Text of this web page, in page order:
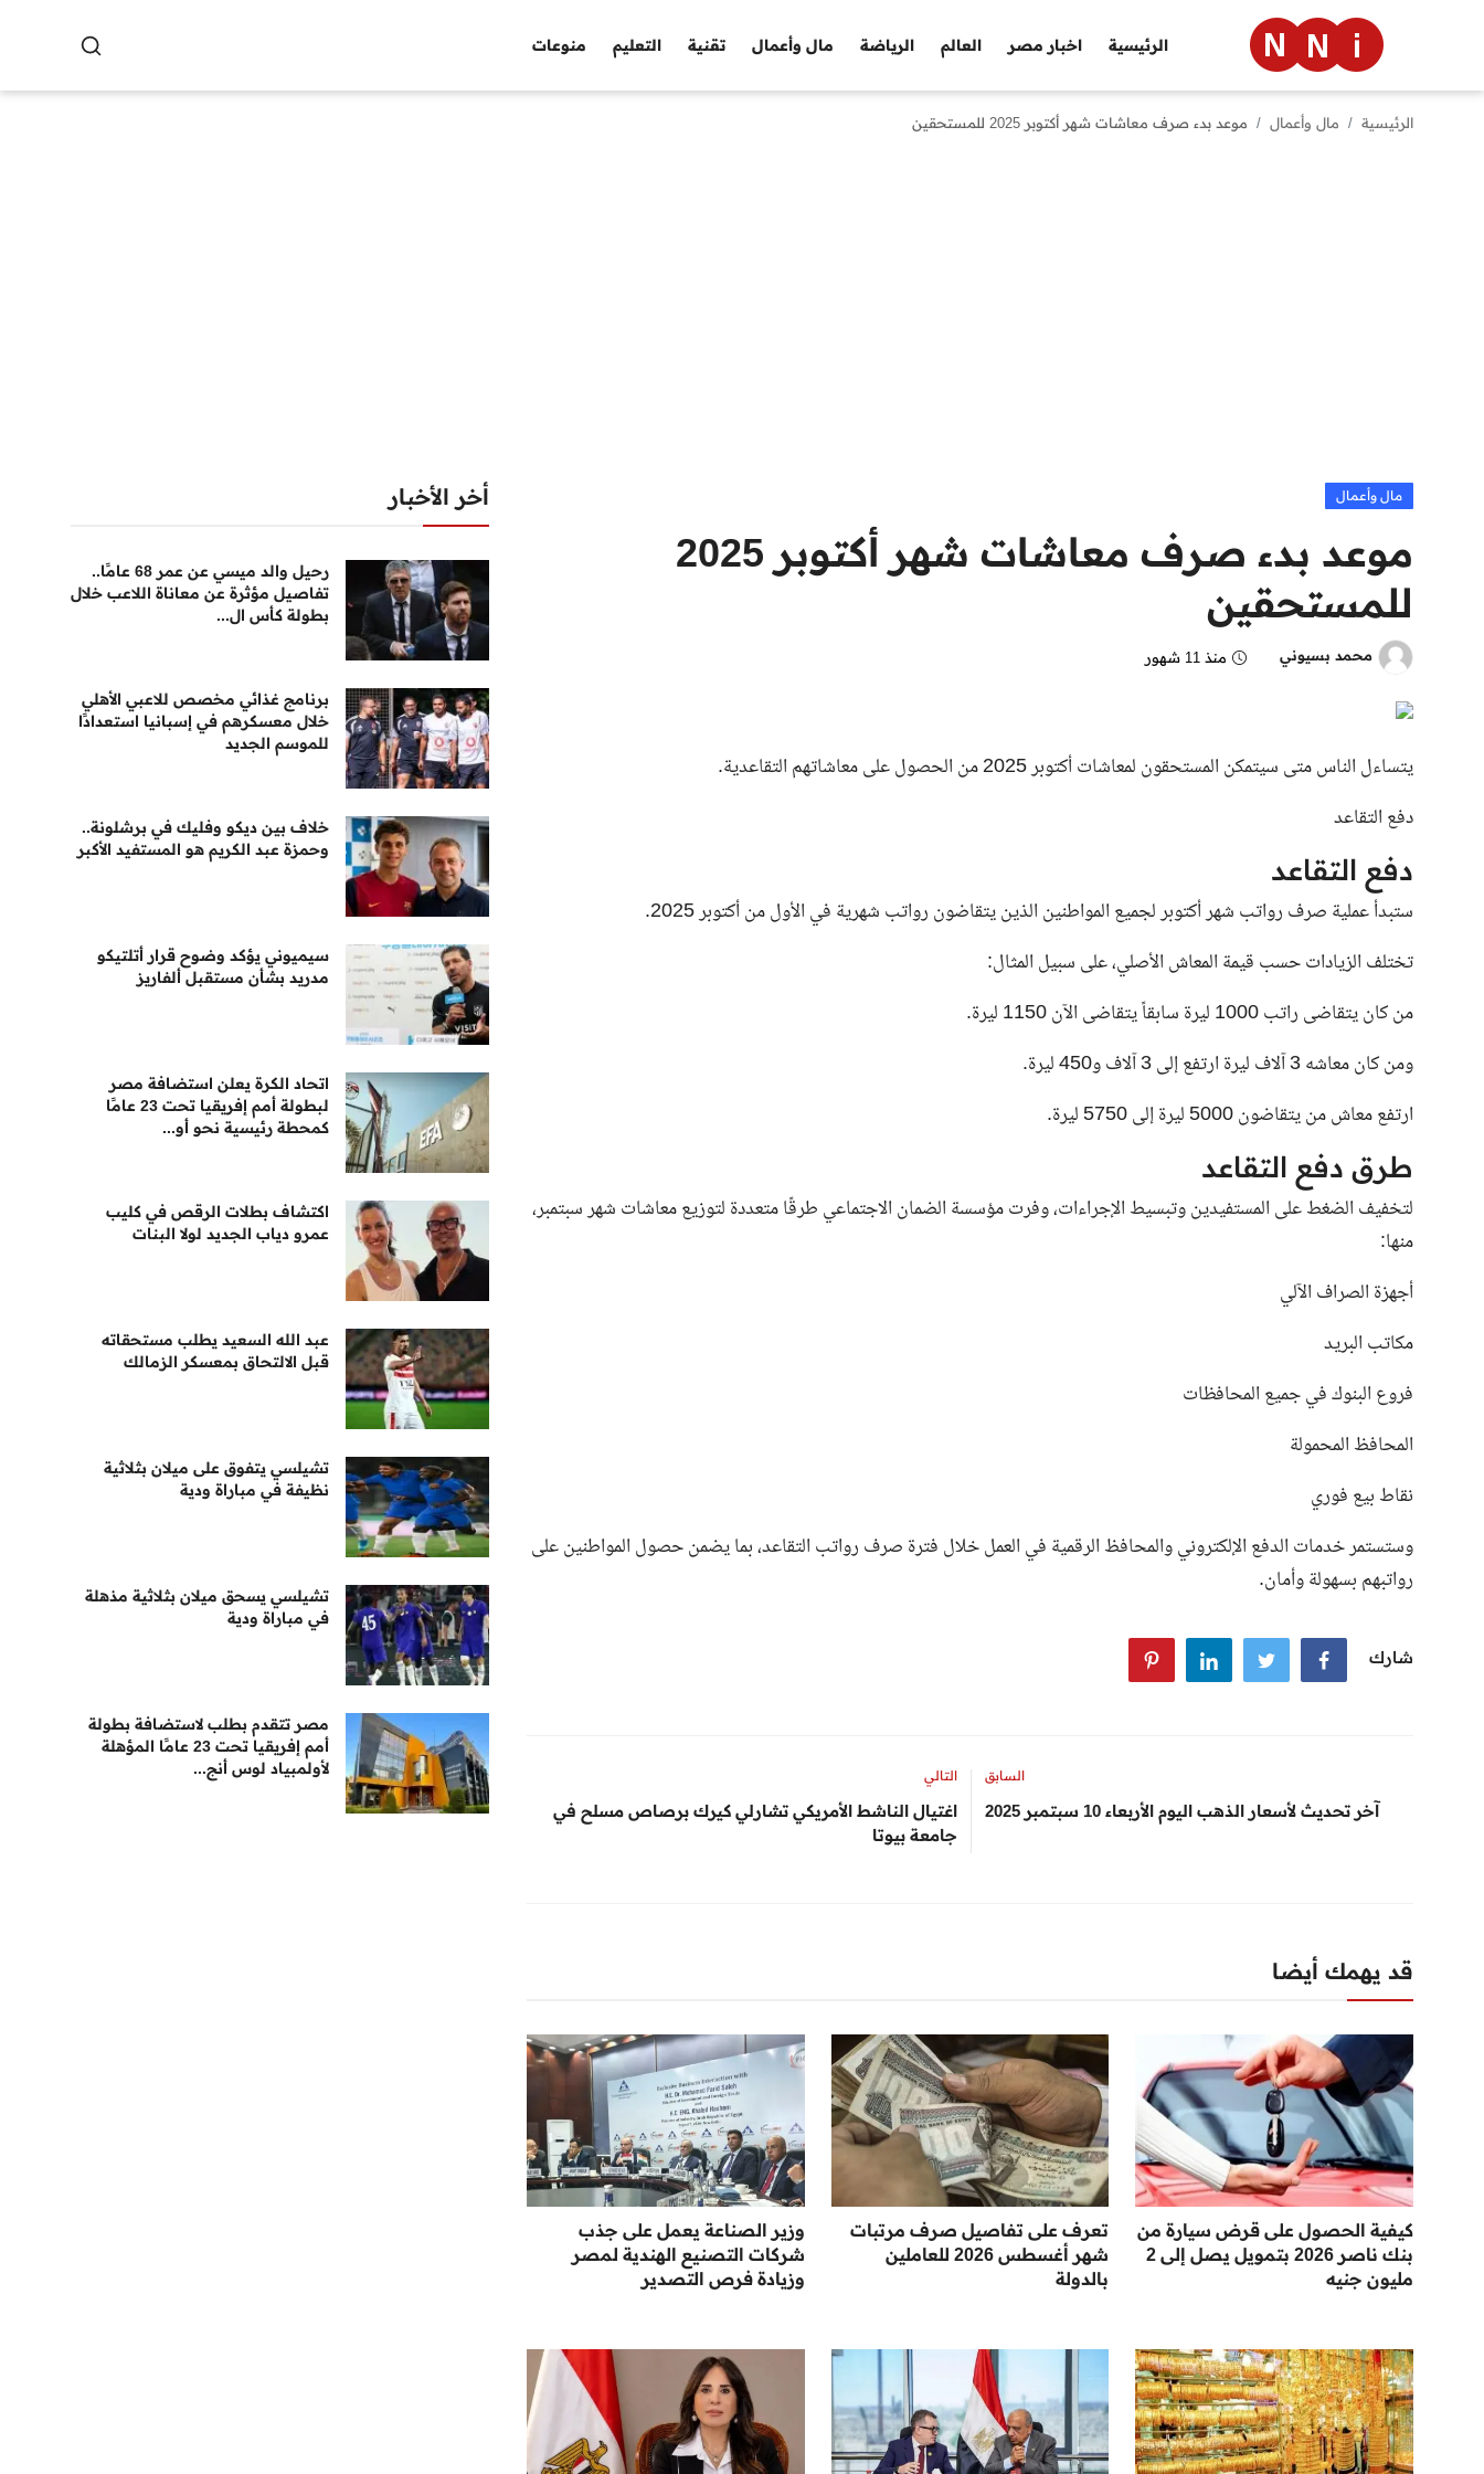
الرئيسية اخبار مصر العالم الرياضة مال وأعمال تقنية التعليم منوعات
منوعات
الرئيسية مال وأعمال موعد بدء صرف معاشات شهر أكتوبر 2025 للمستحقين
مال وأعمال
موعد بدء صرف معاشات شهر أكتوبر 2025
للمستحقين
محمد بسيوني منذ 11 شهور
يتساءل الناس متى سيتمكن المستحقون لمعاشات أكتوبر 2025 من الحصول على معاشاتهم التقاعدية.
دفع التقاعد
دفع التقاعد
ستبدأ عملية صرف رواتب شهر أكتوبر لجميع المواطنين الذين يتقاضون رواتب شهرية في الأول من أكتوبر 2025.
تختلف الزيادات حسب قيمة المعاش الأصلي، على سبيل المثال:
من كان يتقاضى راتب 1000 ليرة سابقاً يتقاضى الآن 1150 ليرة.
ومن كان معاشه 3 آلاف ليرة ارتفع إلى 3 آلاف و450 ليرة.
ارتفع معاش من يتقاضون 5000 ليرة إلى 5750 ليرة.
طرق دفع التقاعد
لتخفيف الضغط على المستفيدين وتبسيط الإجراءات، وفرت مؤسسة الضمان الاجتماعي طرقًا متعددة لتوزيع معاشات شهر سبتمبر،
منها:
أجهزة الصراف الآلي
مكاتب البريد
فروع البنوك في جميع المحافظات
المحافظ المحمولة
نقاط بيع فوري
وستستمر خدمات الدفع الإلكتروني والمحافظ الرقمية في العمل خلال فترة صرف رواتب التقاعد، بما يضمن حصول المواطنين على
رواتبهم بسهولة وأمان.
شارك
السابق
آخر تحديث لأسعار الذهب اليوم الأربعاء 10 سبتمبر 2025
التالي
اغتيال الناشط الأمريكي تشارلي كيرك برصاص مسلح في
جامعة بيوتا
قد يهمك أيضا
كيفية الحصول على قرض سيارة من
بنك ناصر 2026 بتمويل يصل إلى 2
مليون جنيه
تعرف على تفاصيل صرف مرتبات
شهر أغسطس 2026 للعاملين
بالدولة
وزير الصناعة يعمل على جذب
شركات التصنيع الهندية لمصر
وزيادة فرص التصدير
أخر الأخبار
رحيل والد ميسي عن عمر 68 عامًا..
تفاصيل مؤثرة عن معاناة اللاعب خلال
بطولة كأس ال...
برنامج غذائي مخصص للاعبي الأهلي
خلال معسكرهم في إسبانيا استعدادًا
للموسم الجديد
خلاف بين ديكو وفليك في برشلونة..
وحمزة عبد الكريم هو المستفيد الأكبر
سيميوني يؤكد وضوح قرار أتلتيكو
مدريد بشأن مستقبل ألفاريز
اتحاد الكرة يعلن استضافة مصر
لبطولة أمم إفريقيا تحت 23 عامًا
كمحطة رئيسية نحو أو...
اكتشاف بطلات الرقص في كليب
عمرو دياب الجديد لولا البنات
عبد الله السعيد يطلب مستحقاته
قبل الالتحاق بمعسكر الزمالك
تشيلسي يتفوق على ميلان بثلاثية
نظيفة في مباراة ودية
تشيلسي يسحق ميلان بثلاثية مذهلة
في مباراة ودية
مصر تتقدم بطلب لاستضافة بطولة
أمم إفريقيا تحت 23 عامًا المؤهلة
لأولمبياد لوس أنج...